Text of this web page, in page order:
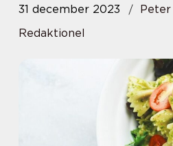
31 december 2023
Redaktionel